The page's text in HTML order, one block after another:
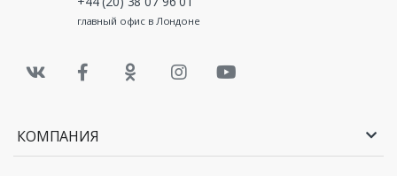
главный офис в Лондоне
КОМПАНИЯ